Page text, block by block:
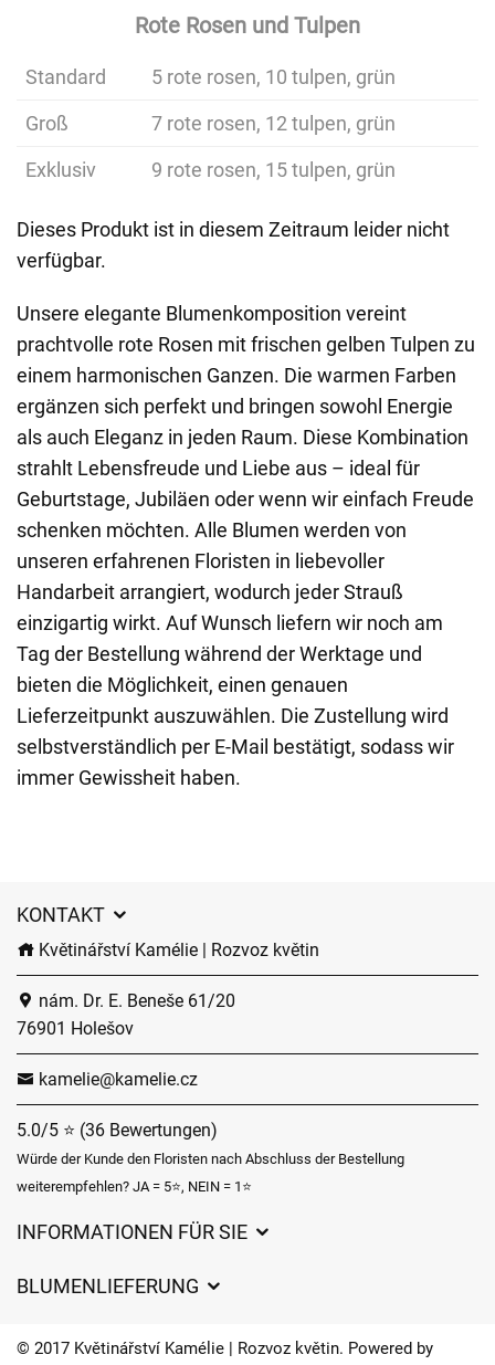
Rote Rosen und Tulpen
Standard
5 rote rosen, 10 tulpen, grün
Groß
7 rote rosen, 12 tulpen, grün
Exklusiv
9 rote rosen, 15 tulpen, grün
Dieses Produkt ist in diesem Zeitraum leider nicht
verfügbar.
Unsere elegante Blumenkomposition vereint
prachtvolle rote Rosen mit frischen gelben Tulpen zu
einem harmonischen Ganzen. Die warmen Farben
ergänzen sich perfekt und bringen sowohl Energie
als auch Eleganz in jeden Raum. Diese Kombination
strahlt Lebensfreude und Liebe aus – ideal für
Geburtstage, Jubiläen oder wenn wir einfach Freude
schenken möchten. Alle Blumen werden von
unseren erfahrenen Floristen in liebevoller
Handarbeit arrangiert, wodurch jeder Strauß
einzigartig wirkt. Auf Wunsch liefern wir noch am
Tag der Bestellung während der Werktage und
bieten die Möglichkeit, einen genauen
Lieferzeitpunkt auszuwählen. Die Zustellung wird
selbstverständlich per E-Mail bestätigt, sodass wir
immer Gewissheit haben.
KONTAKT
Květinářství Kamélie | Rozvoz květin
nám. Dr. E. Beneše 61/20
76901 Holešov
kamelie@kamelie.cz
5.0/5 ⭐ (36 Bewertungen)
Würde der Kunde den Floristen nach Abschluss der Bestellung
weiterempfehlen? JA = 5⭐, NEIN = 1⭐
INFORMATIONEN FÜR SIE
Lieferzeiten für Blumen – Übersicht der Möglichkeiten
BLUMENLIEFERUNG
Wohin wir Blumen liefern
© 2017 Květinářství Kamélie | Rozvoz květin. Powered by